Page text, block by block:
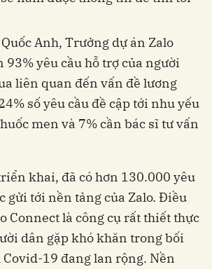
Anh, Trưởng dự án Zalo
93% yêu cầu hỗ trợ của người
liên quan đến vấn đề lương
số yêu cầu đề cập tới nhu yếu
men và 7% cần bác sĩ tư vấn
khai, đã có hơn 130.000 yêu
gửi tới nền tảng của Zalo. Điều
Connect là công cụ rất thiết thực
dân gặp khó khăn trong bối
19 đang lan rộng. Nền